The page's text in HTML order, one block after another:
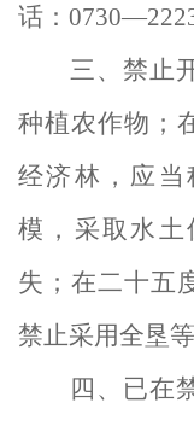
话：
三、禁止
种植农作物；
经济林，应
模，采取水
失；在二十五
禁止采用全垦
四、 已在